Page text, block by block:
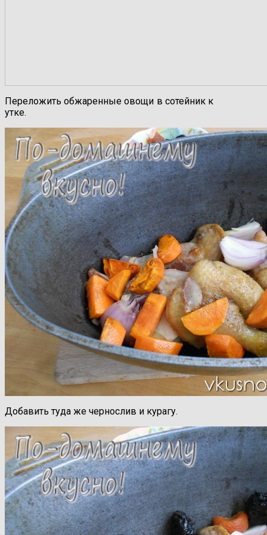
Переложить обжаренные овощи в сотейник к
утке.
Добавить туда же чернослив и курагу.